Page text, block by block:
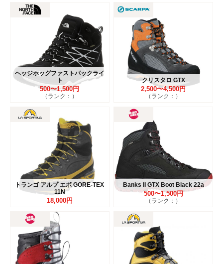
ヘッジホッグファストパックライ
ト
500〜1,500円
（ランク：）
クリスタロ GTX
2,500〜4,500円
（ランク：）
トランゴ アルプ エボ GORE-TEX
11N
18,000円
Banks II GTX Boot Black 22a
500〜1,500円
（ランク：）